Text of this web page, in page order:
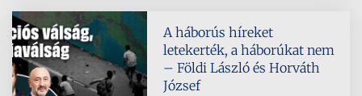
A háborús híreket
letekerték, a háborúkat nem
– Földi László és Horváth
József